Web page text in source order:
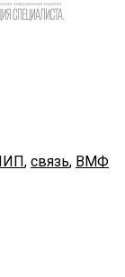
, связь, ВМФ